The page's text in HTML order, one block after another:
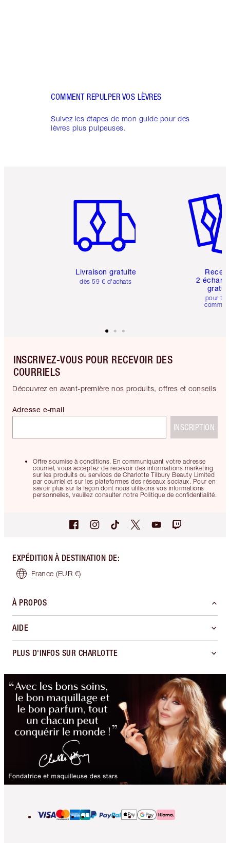
COMMENT REPULPER VOS LÈVRES
Suivez les étapes de mon guide pour des
lèvres plus pulpeuses.
Livraison gratuite
dès 59 € d'achats
2
pour
INSCRIVEZ-VOUS POUR RECEVOIR DES
COURRIELS
Découvrez en avant-première nos produits, offres et conseils
Offre soumise à conditions. En communiquant votre adresse
courriel, vous acceptez de recevoir des informations marketing
sur les produits ou services de Charlotte Tilbury Beauty Limited
par courriel et sur les plateformes des réseaux sociaux. Pour en
savoir plus sur la façon dont nous utilisons vos informations
personnelles, veuillez consulter notre Politique de confidentialité.
Adresse e-mail
INSCRIPTION
EXPÉDITION À DESTINATION DE:
France (EUR €)
À PROPOS
AIDE
PLUS D'INFOS SUR CHARLOTTE